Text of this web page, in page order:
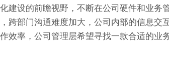
建设的前瞻视野，不断在公司硬件和业务
跨部门沟通难度加大，公司内部的信息交
效率，公司管理层希望寻找一款合适的业